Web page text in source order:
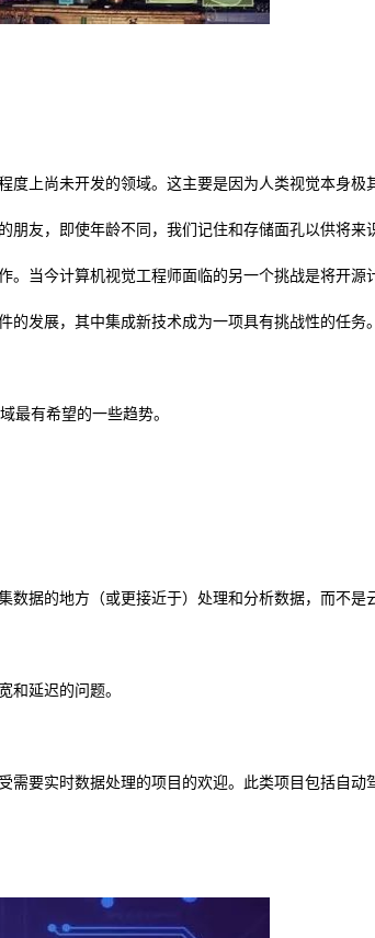
度上尚未开发的领域。这主要是因为人类视觉本身极
友，即使年龄不同，我们记住和存储面孔以供将来
。当今计算机视觉工程师面临的另一个挑战是将开源
发展，其中集成新技术成为一项具有挑战性的任务。
最有希望的一些趋势。
数据的地方（或更接近于）处理和分析数据，而不是
和延迟的问题。
需要实时数据处理的项目的欢迎。此类项目包括自动